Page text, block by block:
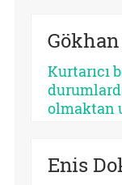
sistemdir,
kimi
da
Fakat
Kurtarıcı
olmaktan
açıdan
Enis